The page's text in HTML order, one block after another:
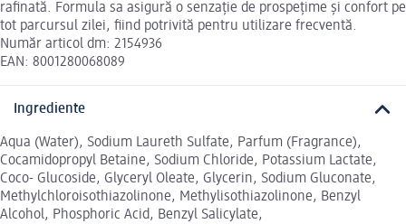
rafinată. Formula sa asigură o senzație de prospețime și confort pe
tot parcursul zilei, fiind potrivită pentru utilizare frecventă.
Număr articol dm: 2154936
EAN: 8001280068089
Ingrediente
Aqua (Water), Sodium Laureth Sulfate, Parfum (Fragrance),
Cocamidopropyl Betaine, Sodium Chloride, Potassium Lactate,
Coco- Glucoside, Glyceryl Oleate, Glycerin, Sodium Gluconate,
Methylchloroisothiazolinone, Methylisothiazolinone, Benzyl
Alcohol, Phosphoric Acid, Benzyl Salicylate,